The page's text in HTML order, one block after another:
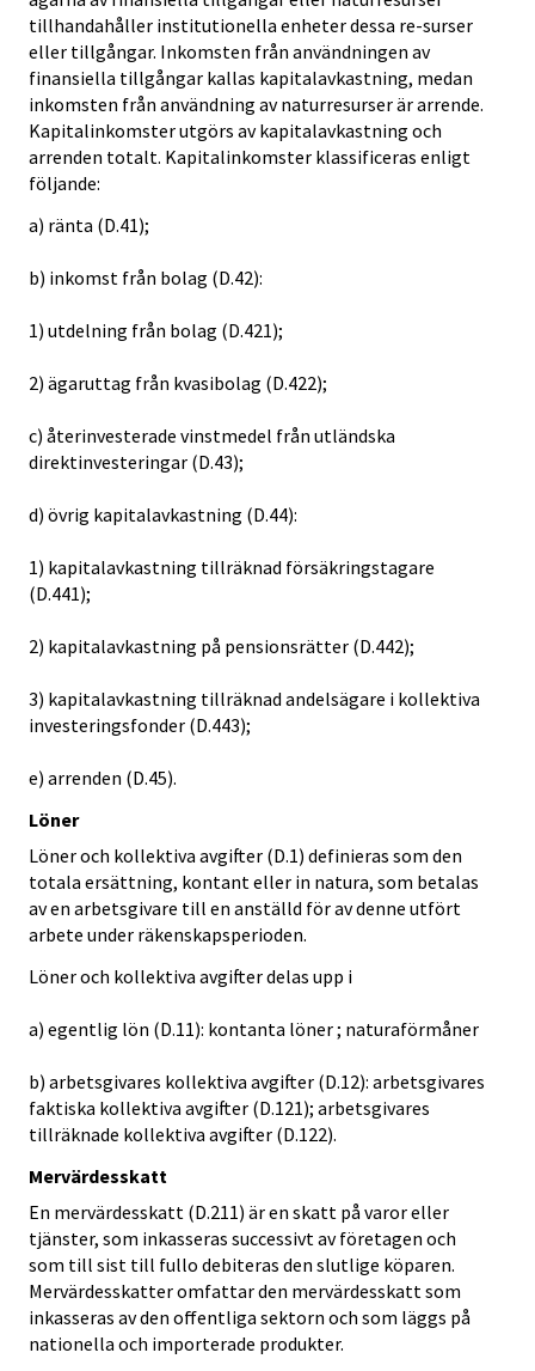
tillhandahåller institutionella enheter dessa re-surser
eller tillgångar. Inkomsten från användningen av
finansiella tillgångar kallas kapitalavkastning, medan
inkomsten från användning av naturresurser är arrende.
Kapitalinkomster utgörs av kapitalavkastning och
arrenden totalt. Kapitalinkomster klassificeras enligt
följande:
a) ränta (D.41);
b) inkomst från bolag (D.42):
1) utdelning från bolag (D.421);
2) ägaruttag från kvasibolag (D.422);
c) återinvesterade vinstmedel från utländska
direktinvesteringar (D.43);
d) övrig kapitalavkastning (D.44):
1) kapitalavkastning tillräknad försäkringstagare
(D.441);
2) kapitalavkastning på pensionsrätter (D.442);
3) kapitalavkastning tillräknad andelsägare i kollektiva
investeringsfonder (D.443);
e) arrenden (D.45).
Löner
Löner och kollektiva avgifter (D.1) definieras som den
totala ersättning, kontant eller in natura, som betalas
av en arbetsgivare till en anställd för av denne utfört
arbete under räkenskapsperioden.
Löner och kollektiva avgifter delas upp i
a) egentlig lön (D.11): kontanta löner ; naturaförmåner
b) arbetsgivares kollektiva avgifter (D.12): arbetsgivares
faktiska kollektiva avgifter (D.121); arbetsgivares
tillräknade kollektiva avgifter (D.122).
Mervärdesskatt
En mervärdesskatt (D.211) är en skatt på varor eller
tjänster, som inkasseras successivt av företagen och
som till sist till fullo debiteras den slutlige köparen.
Mervärdesskatter omfattar den mervärdesskatt som
inkasseras av den offentliga sektorn och som läggs på
nationella och importerade produkter.